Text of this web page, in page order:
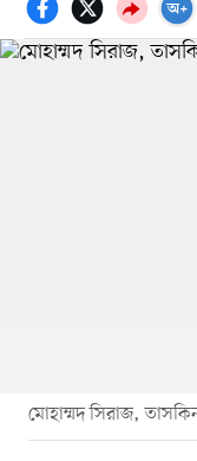
মোহাম্মদ সিরাজ,